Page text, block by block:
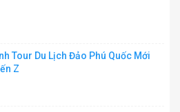
Tour Du Lịch Đảo Phú Quốc Mới
Z